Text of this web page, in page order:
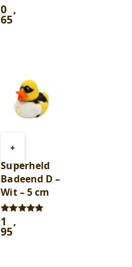
0 ,
65
+
aan
winkelwagen
Superheld
Badeend D –
Wit – 5 cm
Gewaardeerd
5.00
uit 5
1 ,
95